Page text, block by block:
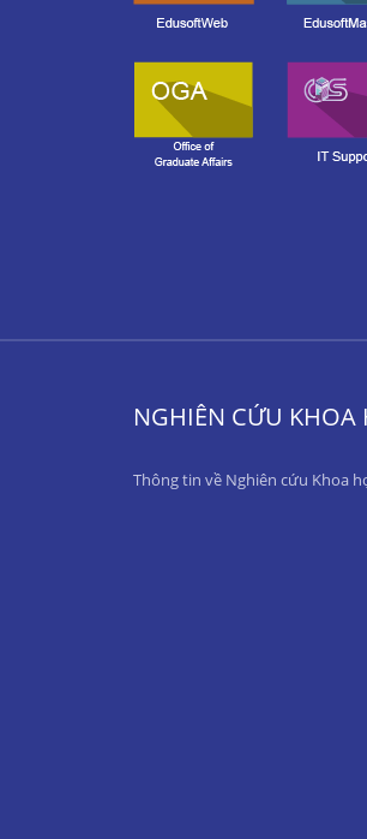
NGHIÊN CỨU KHOA
Thông tin về Nghiên cứu Khoa